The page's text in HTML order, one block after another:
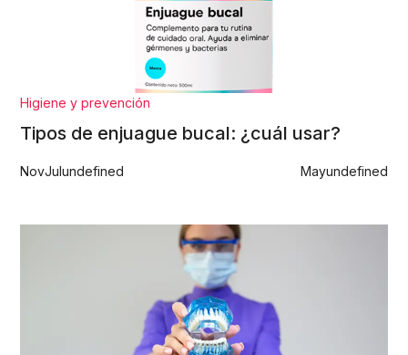
Higiene y prevención
Tipos de enjuague bucal: ¿cuál usar?
NovJulundefined Mayundefined